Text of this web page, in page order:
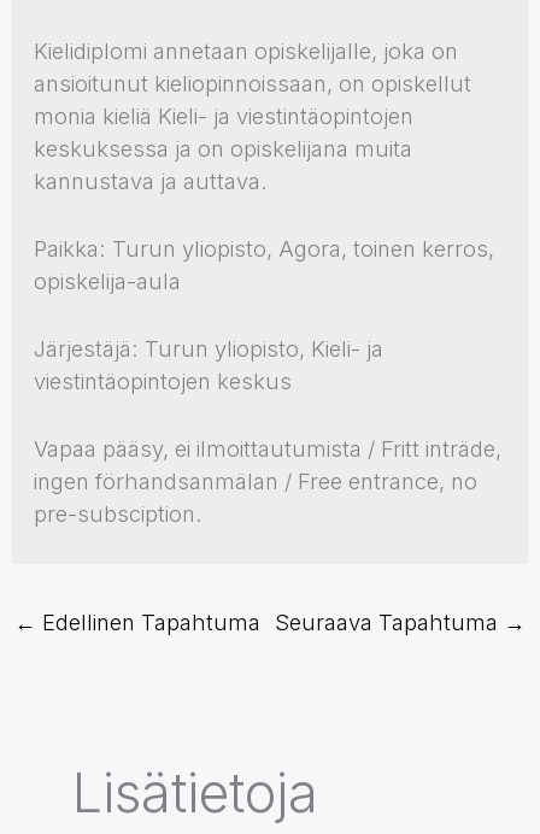
Kielidiplomi annetaan opiskelijalle, joka on
ansioitunut kieliopinnoissaan, on opiskellut
monia kieliä Kieli- ja viestintäopintojen
keskuksessa ja on opiskelijana muita
kannustava ja auttava.
Paikka: Turun yliopisto, Agora, toinen kerros,
opiskelija-aula
Järjestäjä: Turun yliopisto, Kieli- ja
viestintäopintojen keskus
Vapaa pääsy, ei ilmoittautumista / Fritt inträde,
ingen förhandsanmälan / Free entrance, no
pre-subsciption.
← Edellinen Tapahtuma Seuraava Tapahtuma →
Lisätietoja